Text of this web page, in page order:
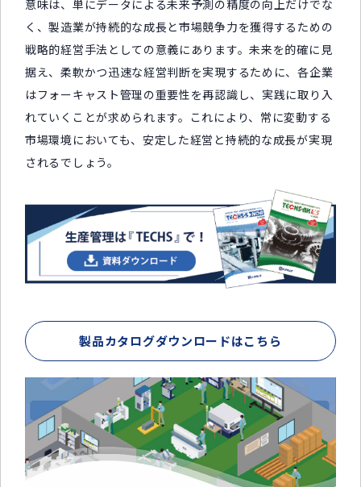
意味は、単にデータによる未来予測の精度の向上だけでな
く、製造業が持続的な成長と市場競争力を獲得するための
戦略的経営手法としての意義にあります。未来を的確に見
据え、柔軟かつ迅速な経営判断を実現するために、各企業
はフォーキャスト管理の重要性を再認識し、実践に取り入
れていくことが求められます。これにより、常に変動する
市場環境においても、安定した経営と持続的な成長が実現
されるでしょう。
製品カタログダウンロードはこちら